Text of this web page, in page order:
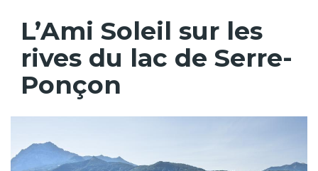
L’Ami Soleil sur les
rives du lac de Serre-
Ponçon